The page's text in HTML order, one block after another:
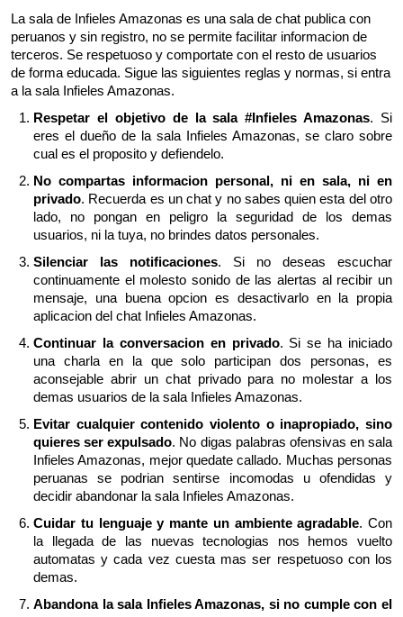
La sala de Infieles Amazonas es una sala de chat publica con
peruanos y sin registro, no se permite facilitar informacion de
terceros. Se respetuoso y comportate con el resto de usuarios
de forma educada. Sigue las siguientes reglas y normas, si entra
a la sala Infieles Amazonas.
Respetar el objetivo de la sala #Infieles Amazonas. Si
eres el dueño de la sala Infieles Amazonas, se claro sobre
cual es el proposito y defiendelo.
No compartas informacion personal, ni en sala, ni en
privado. Recuerda es un chat y no sabes quien esta del otro
lado, no pongan en peligro la seguridad de los demas
usuarios, ni la tuya, no brindes datos personales.
Silenciar las notificaciones. Si no deseas escuchar
continuamente el molesto sonido de las alertas al recibir un
mensaje, una buena opcion es desactivarlo en la propia
aplicacion del chat Infieles Amazonas.
Continuar la conversacion en privado. Si se ha iniciado
una charla en la que solo participan dos personas, es
aconsejable abrir un chat privado para no molestar a los
demas usuarios de la sala Infieles Amazonas.
Evitar cualquier contenido violento o inapropiado, sino
quieres ser expulsado. No digas palabras ofensivas en sala
Infieles Amazonas, mejor quedate callado. Muchas personas
peruanas se podrian sentirse incomodas u ofendidas y
decidir abandonar la sala Infieles Amazonas.
Cuidar tu lenguaje y mante un ambiente agradable. Con
la llegada de las nuevas tecnologias nos hemos vuelto
automatas y cada vez cuesta mas ser respetuoso con los
demas.
Abandona la sala Infieles Amazonas, si no cumple con el